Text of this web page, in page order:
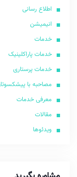
اطلاع رسانی
انیمیشن
خدمات
خدمات پاراکلینیک
خدمات پرستاری
مصاحبه با
معرفی خدمات
مقالات
ویدئوها